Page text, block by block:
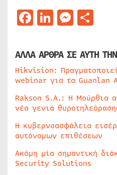
Facebook
LinkedIn
ΑΛΛΑ ΑΡΘΡΑ ΣΕ ΑΥΤΗ
Hikvision:
webinar για τα Guanlan
Rakson S.A.: Η Μούρθια
νέα γενιά
Η κυβερνοασφάλεια
αυτόνομων επιθέσεων
Ακόμη μία σημαντική
Security Solutions